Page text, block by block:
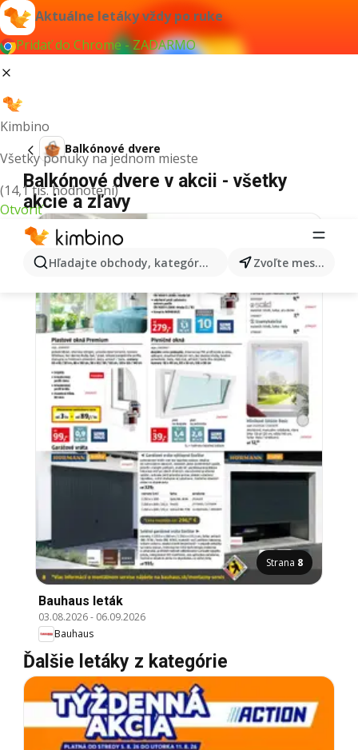
Aktuálne letáky vždy po ruke
Pridať do Chrome - ZADARMO
Kimbino
Všetky ponuky na jednom mieste
(14,1 tis. hodnotení)
Otvoriť
Hľadajte obchody, kategórie, produkty... Zvoľte mesto
Balkónové dvere
Balkónové dvere v akcii - všetky
akcie a zľavy
Strana 8
Bauhaus leták
03.08.2026- 06.09.2026
Bauhaus
Ďalšie letáky z kategórie